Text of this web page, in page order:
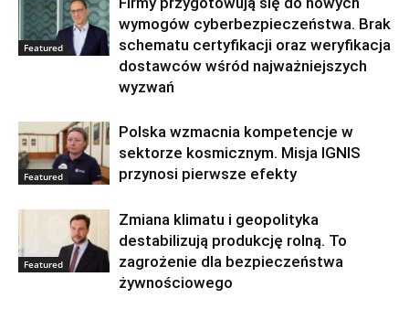
Featured
wymogów cyberbezpieczeństwa. Brak
schematu certyfikacji oraz weryfikacja
dostawców wśród najważniejszych
wyzwań
Featured
Polska wzmacnia kompetencje w
sektorze kosmicznym. Misja IGNIS
przynosi pierwsze efekty
Featured
Zmiana klimatu i geopolityka
destabilizują produkcję rolną. To
zagrożenie dla bezpieczeństwa
żywnościowego